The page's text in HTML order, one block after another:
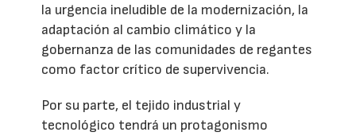
la urgencia ineludible de la modernización, la
adaptación al cambio climático y la
gobernanza de las comunidades de regantes
como factor crítico de supervivencia.
Por su parte, el tejido industrial y
tecnológico tendrá un protagonismo